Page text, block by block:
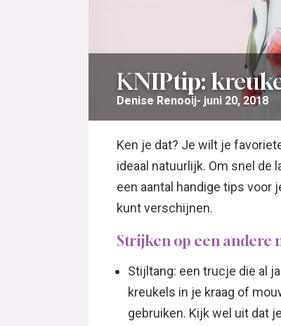
KNIPtip:
Denise Renooij juni 20, 2018
Ken je dat? Je wilt je
ideaal natuurlijk. Om snel de
een aantal handige tips voor
kunt verschijnen.
Strijken op een andere
Stijltang: een trucje die al
kreukels in je kraag of
gebruiken. Kijk wel uit dat